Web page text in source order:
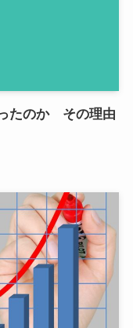
たのか その理由